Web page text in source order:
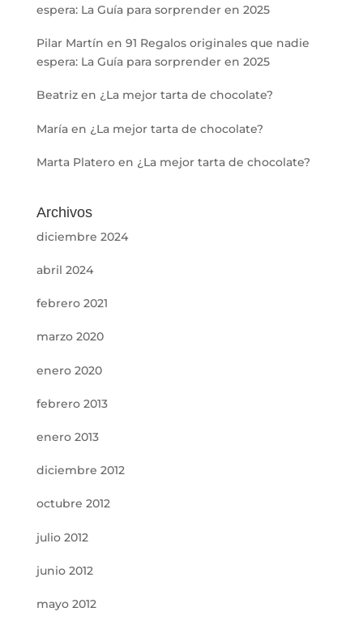
espera: La Guía para sorprender en 2025
Pilar Martín en 91 Regalos originales que nadie
espera: La Guía para sorprender en 2025
Beatrizen ¿La mejor tarta de chocolate?
Maríaen ¿La mejor tarta de chocolate?
Marta Plateroen ¿La mejor tarta de chocolate?
Archivos
diciembre 2024
abril 2024
febrero 2021
marzo 2020
enero 2020
febrero 2013
enero 2013
diciembre 2012
octubre 2012
julio 2012
junio 2012
mayo 2012